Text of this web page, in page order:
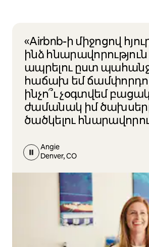
«Airbnb-ի միջոցով
ինձ
ապրելու ըստ
հաճախ եմ
ինչո՞ւ չօգտվեմ
ժամանակ իմ
ծածկելու
Angie
Denver, CO